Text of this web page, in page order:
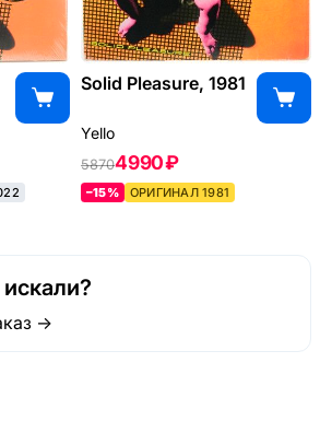
Solid Pleasure, 1981
Yello
58704990 ₽
–15% ОРИГИНАЛ 1981
→